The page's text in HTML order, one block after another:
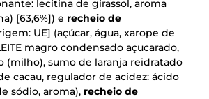
lecitina de girassol, aroma
[63,6%]) e recheio de
UE] (açúcar, água, xarope de
magro condensado açucarado,
(milho), sumo de laranja reidratado
cacau, regulador de acidez: ácido
sódio, aroma), recheio de